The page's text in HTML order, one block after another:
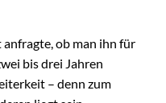
ob man ihn für
bis drei Jahren
– denn zum